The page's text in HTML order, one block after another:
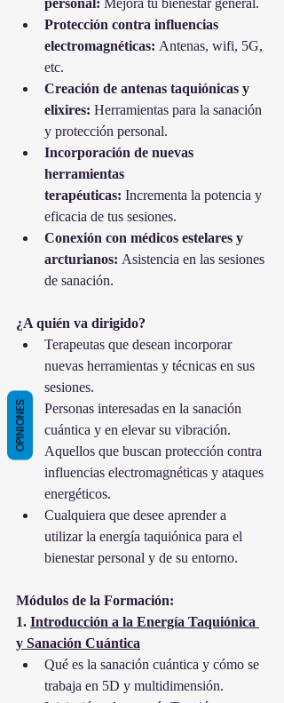
Protección contra influencias
electromagnéticas: Antenas, wifi, 5G,
etc.
Creación de antenas taquiónicas y
elixires: Herramientas para la sanación
y protección personal.
Incorporación de nuevas
herramientas
terapéuticas: Incrementa la potencia y
eficacia de tus sesiones.
Conexión con médicos estelares y
arcturianos: Asistencia en las sesiones
de sanación.
¿A quién va dirigido?
Terapeutas que desean incorporar
nuevas herramientas y técnicas en sus
sesiones.
Personas interesadas en la sanación
cuántica y en elevar su vibración.
Aquellos que buscan protección contra
influencias electromagnéticas y ataques
energéticos.
Cualquiera que desee aprender a
utilizar la energía taquiónica para el
bienestar personal y de su entorno.
Módulos de la Formación:
1. Introducción a la Energía Taquiónica
y Sanación Cuántica
Qué es la sanación cuántica y cómo se
trabaja en 5D y multidimensión.
OPINIONES